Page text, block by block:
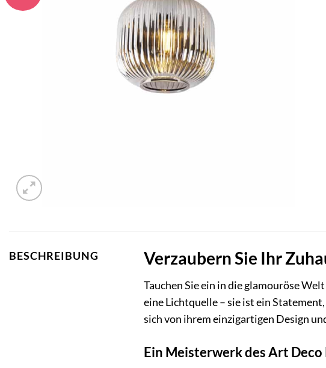
BESCHREIBUNG Verzaubern Sie Ihr
Tauchen Sie ein in die glamouröse
eine Lichtquelle – sie ist ein
sich von ihrem einzigartigen Design
Ein Meisterwerk des Art Deco